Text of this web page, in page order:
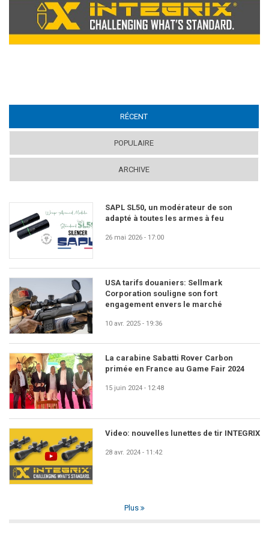
RÉCENT
POPULAIRE
ARCHIVE
SAPL SL50, un modérateur de son
adapté à toutes les armes à feu
26 mai 2026 - 17:00
USA tarifs douaniers: Sellmark
Corporation souligne son fort
engagement envers le marché
10 avr. 2025 - 19:36
La carabine Sabatti Rover Carbon
primée en France au Game Fair 2024
15 juin 2024 - 12:48
Video: nouvelles lunettes de tir INTEGRIX
28 avr. 2024 - 11:42
Plus